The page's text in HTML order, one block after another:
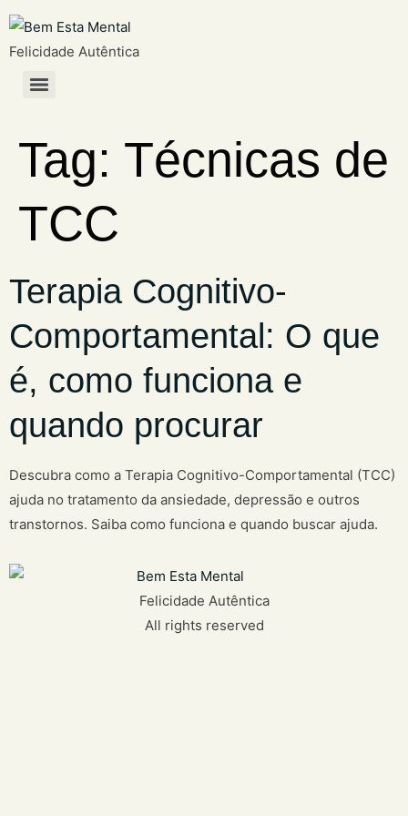
Felicidade Autêntica
Tag: Técnicas de
TCC
Terapia Cognitivo-
Comportamental: O que
é, como funciona e
quando procurar
Descubra como a Terapia Cognitivo-Comportamental (TCC)
ajuda no tratamento da ansiedade, depressão e outros
transtornos. Saiba como funciona e quando buscar ajuda.
Felicidade Autêntica
All rights reserved